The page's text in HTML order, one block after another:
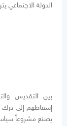
الدولة الاجتماعي
بين التقديس
إسقاطهم إلى درك
يصنع مشروعاً